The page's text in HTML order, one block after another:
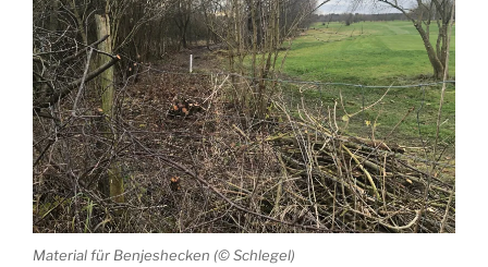
Material für Benjeshecken (© Schlegel)